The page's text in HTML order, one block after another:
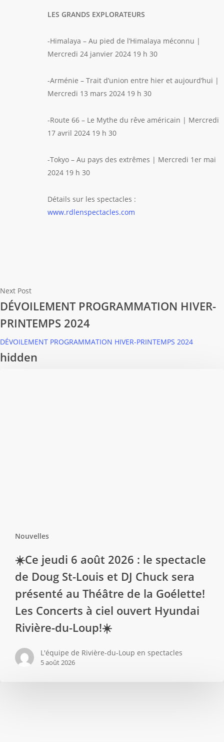
LES GRANDS EXPLORATEURS
-Himalaya – Au pied de l’Himalaya méconnu |
Mercredi 24 janvier 2024 19 h 30
-Arménie – Trait d’union entre hier et aujourd’hui |
Mercredi 13 mars 2024 19 h 30
-Route 66 – Le Mythe du rêve américain | Mercredi
17 avril 2024 19 h 30
-Tokyo – Au pays des extrêmes | Mercredi 1er mai
2024 19 h 30
Détails sur les spectacles :
www.rdlenspectacles.com
Next Post
DÉVOILEMENT PROGRAMMATION HIVER-
PRINTEMPS 2024
DÉVOILEMENT PROGRAMMATION HIVER-PRINTEMPS 2024
hidden
Nouvelles
☀️Ce jeudi 6 août 2026 : le spectacle
de Doug St-Louis et DJ Chuck sera
présenté au Théâtre de la Goélette!
Les Concerts à ciel ouvert Hyundai
Rivière-du-Loup!☀️
L'équipe de Rivière-du-Loup en spectacles
5 août 2026